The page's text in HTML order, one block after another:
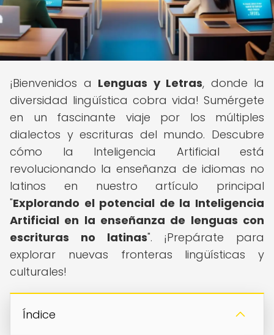
¡Bienvenidos a Lenguas y Letras, donde la
diversidad lingüística cobra vida! Sumérgete
en un fascinante viaje por los múltiples
dialectos y escrituras del mundo. Descubre
cómo la Inteligencia Artificial está
revolucionando la enseñanza de idiomas no
latinos en nuestro artículo principal
"Explorando el potencial de la Inteligencia
Artificial en la enseñanza de lenguas con
escrituras no latinas". ¡Prepárate para
explorar nuevas fronteras lingüísticas y
culturales!
Índice